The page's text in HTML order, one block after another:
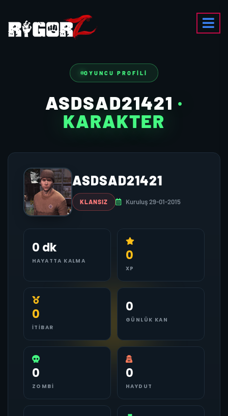
OYUNCU PROFILI
ASDSAD21421 ·
KARAKTER
ASDSAD21421
KLANSIZ Kuruluş 29-01-2015
0 dk
HAYATTA KALMA 0
XP
0
İTIBAR
0
GÜNLÜK KAN
0
ZOMBI
0
HAYDUT